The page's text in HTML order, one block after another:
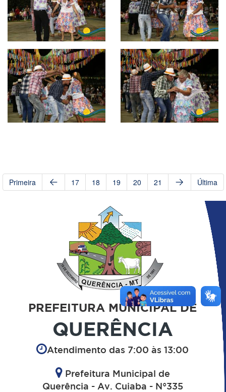
Primeira 17 18 19 20 21 Última
PREFEITURA MUNICIPAL DE
QUERÊNCIA
Atendimento das 7:00 às 13:00
Prefeitura Municipal de
Querência - Av. Cuiaba - N°335